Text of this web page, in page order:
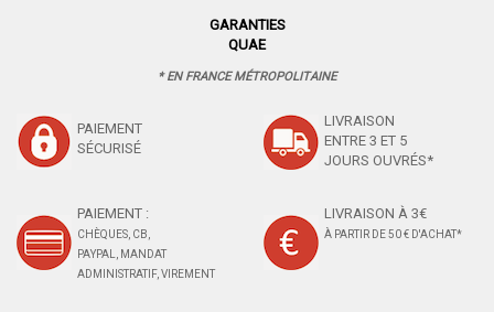
GARANTIES
QUAE
* EN FRANCE MÉTROPOLITAINE
PAIEMENT
SÉCURISÉ
LIVRAISON
ENTRE 3 ET 5
JOURS OUVRÉS*
PAIEMENT :
CHÈQUES, CB,
PAYPAL, MANDAT
ADMINISTRATIF, VIREMENT
LIVRAISON À 3€
À PARTIR DE 50 € D'ACHAT*